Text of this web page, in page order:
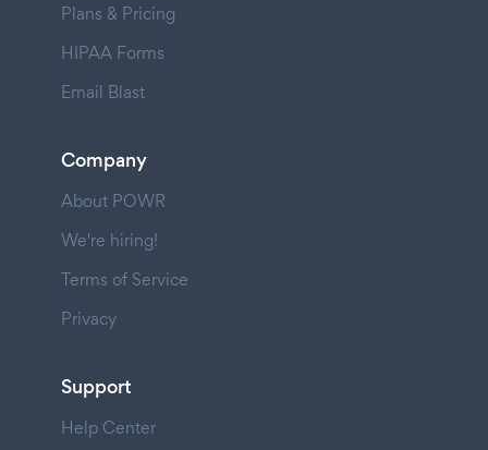
Plans & Pricing
HIPAA Forms
Email Blast
Company
About POWR
We're hiring!
Terms of Service
Privacy
Support
Help Center